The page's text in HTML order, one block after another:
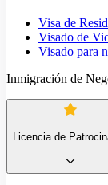
Visa de
Visado de
Visado para
Inmigración de
Licencia de